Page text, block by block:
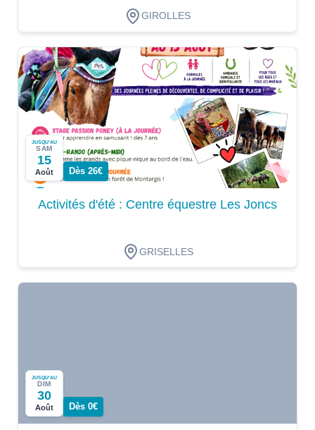
GIROLLES
JUSQU'AU
SAM
15
Août Dès 26€
Activités d'été : Centre équestre Les Joncs
GRISELLES
JUSQU'AU
DIM
30
Août Dès 0€